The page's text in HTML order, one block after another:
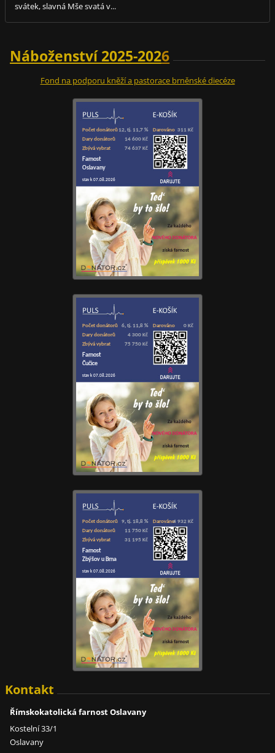
svátek, slavná Mše svatá v...
Náboženství 2025-2026
Fond na podporu kněží a pastorace brněnské diecéze
Kontakt
Římskokatolická farnost Oslavany
Kostelní 33/1
Oslavany